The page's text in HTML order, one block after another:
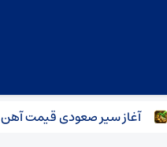
آغاز سیر صعودی قیمت آهن آلات